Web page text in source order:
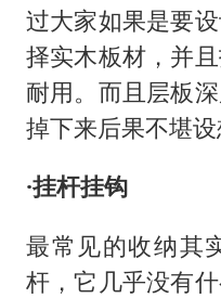
过大家如果是要
择实木板材，并
耐用。而且层板
掉下来后果不堪设
·挂杆挂钩
最常见的收纳其
杆，它几乎没有